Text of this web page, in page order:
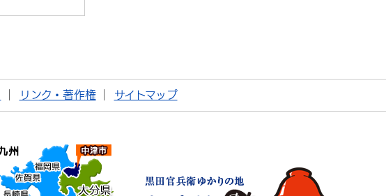
リンク・著作権 サイトマップ